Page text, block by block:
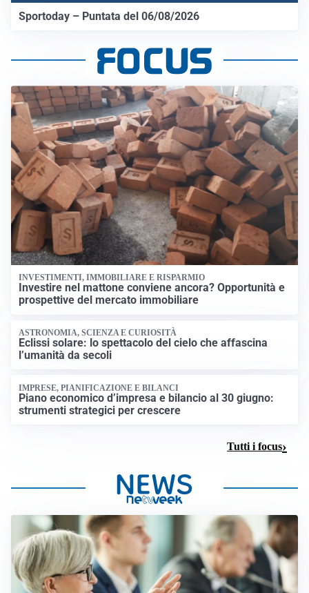
Sportoday – Puntata del 06/08/2026
INVESTIMENTI, IMMOBILIARE E RISPARMIO
Investire nel mattone conviene ancora? Opportunità e
prospettive del mercato immobiliare
ASTRONOMIA, SCIENZA E CURIOSITÀ
Eclissi solare: lo spettacolo del cielo che affascina
l’umanità da secoli
IMPRESE, PIANIFICAZIONE E BILANCI
Piano economico d’impresa e bilancio al 30 giugno:
strumenti strategici per crescere
Tutti i focus